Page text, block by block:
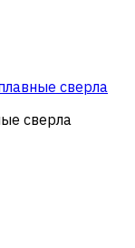
сверла
сверла